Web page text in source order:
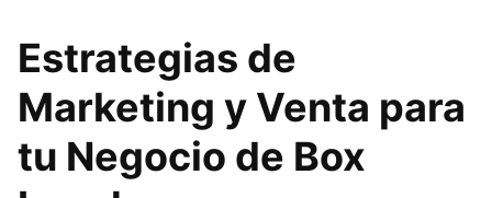
Estrategias de
Marketing y Venta para
tu Negocio de Box